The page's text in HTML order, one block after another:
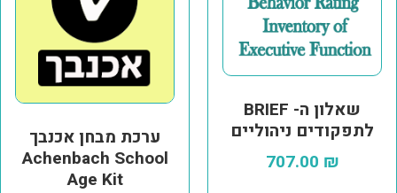
שאלון ה- BRIEF
לתפקודים ניהוליים
707.00 ₪
ערכת מבחן אכנבך
Achenbach School
Age Kit